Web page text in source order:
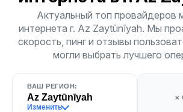
Актуальный топ провайдеров
интернета г. Az Zaytūnīyah. Мы
скорость, пинг и отзывы
могли выбрать лучшего
ВАШ РЕГИОН:
Az Zaytūnīyah
Изменить
×